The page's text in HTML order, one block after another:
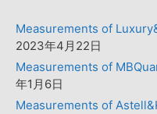
Measurements of
2023年4月22日
Measurements of
年1月6日
Measurements of